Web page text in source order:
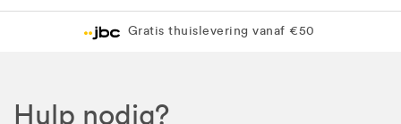
Gratis thuislevering vanaf €50
Hulp nodig?